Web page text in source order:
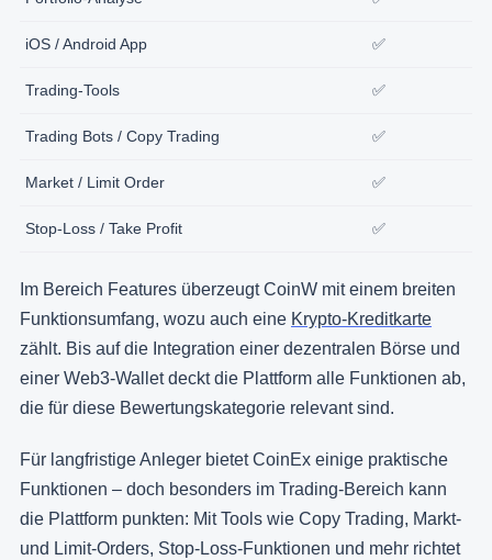
iOS / Android App ✅
Trading-Tools ✅
Trading Bots / Copy Trading ✅
Market / Limit Order ✅
Stop-Loss / Take Profit ✅
Im Bereich Features überzeugt CoinW mit einem breiten
Funktionsumfang, wozu auch eine Krypto-Kreditkarte
zählt. Bis auf die Integration einer dezentralen Börse und
einer Web3-Wallet deckt die Plattform alle Funktionen ab,
die für diese Bewertungskategorie relevant sind.
Für langfristige Anleger bietet CoinEx einige praktische
Funktionen – doch besonders im Trading-Bereich kann
die Plattform punkten: Mit Tools wie Copy Trading, Markt-
und Limit-Orders, Stop-Loss-Funktionen und mehr richtet